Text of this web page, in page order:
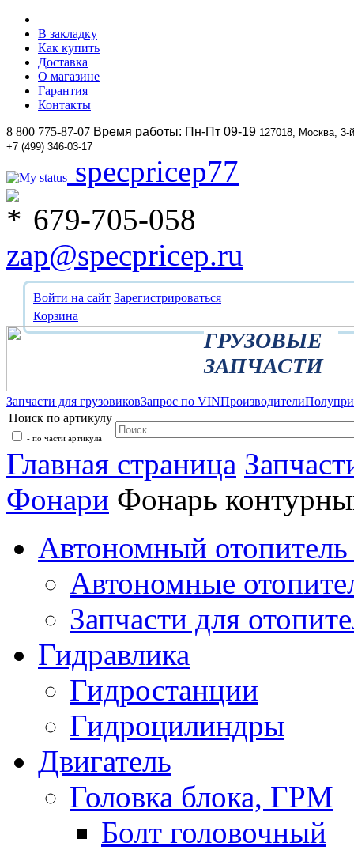
В закладку
Как купить
Доставка
О магазине
Гарантия
Контакты
8 800 775-87-07 Время работы: Пн-Пт 09-19 127018, Москва,
+7 (499) 346-03-17
specpricep77
679-705-058
zap@specpricep.ru
Войти на сайт Зарегистрироваться
Корзина
ГРУЗОВЫЕ
ЗАПЧАСТИ
Запчасти для грузовиковЗапрос по VINПроизводители
Поиск по артикулу
- по части артикула
Главная страница
Фонари Фонарь
Автономный отопитель
Автономные
Запчасти для
Гидравлика
Гидростанции
Гидроцилиндры
Двигатель
Головка блока, ГРМ
Болт головочный